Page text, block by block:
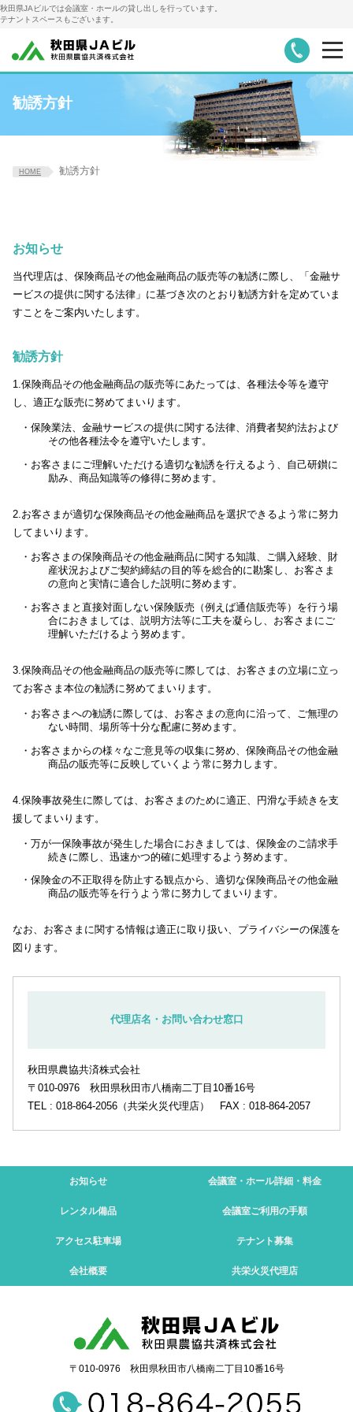
秋田県JAビルでは会議室・ホールの貸し出しを行っています。
テナントスペースもございます。
会議室・ホール詳細・料金
会議室ご利用の手順
勧誘方針
HOME 勧誘方針
お知らせ
当代理店は、保険商品その他金融商品の販売等の勧誘に際し、「金融サ
ービスの提供に関する法律」に基づき次のとおり勧誘方針を定めていま
すことをご案内いたします。
勧誘方針
1.保険商品その他金融商品の販売等にあたっては、各種法令等を遵守
し、適正な販売に努めてまいります。
・保険業法、金融サービスの提供に関する法律、消費者契約法および
その他各種法令を遵守いたします。
・お客さまにご理解いただける適切な勧誘を行えるよう、自己研鑚に
励み、商品知識等の修得に努めます。
2.お客さまが適切な保険商品その他金融商品を選択できるよう常に努力
してまいります。
・お客さまの保険商品その他金融商品に関する知識、ご購入経験、財
産状況およびご契約締結の目的等を総合的に勘案し、お客さま
の意向と実情に適合した説明に努めます。
・お客さまと直接対面しない保険販売（例えば通信販売等）を行う場
合におきましては、説明方法等に工夫を凝らし、お客さまにご
理解いただけるよう努めます。
3.保険商品その他金融商品の販売等に際しては、お客さまの立場に立っ
てお客さま本位の勧誘に努めてまいります。
・お客さまへの勧誘に際しては、お客さまの意向に沿って、ご無理の
ない時間、場所等十分な配慮に努めます。
・お客さまからの様々なご意見等の収集に努め、保険商品その他金融
商品の販売等に反映していくよう常に努力します。
4.保険事故発生に際しては、お客さまのために適正、円滑な手続きを支
援してまいります。
・万が一保険事故が発生した場合におきましては、保険金のご請求手
続きに際し、迅速かつ的確に処理するよう努めます。
・保険金の不正取得を防止する観点から、適切な保険商品その他金融
商品の販売等を行うよう常に努力してまいります。
なお、お客さまに関する情報は適正に取り扱い、プライバシーの保護を
図ります。
代理店名・お問い合わせ窓口
秋田県農協共済株式会社
〒010-0976 秋田県秋田市八橋南二丁目10番16号
TEL : 018-864-2056（共栄火災代理店） FAX : 018-864-2057
お知らせ 会議室・ホール詳細・料金
レンタル備品 会議室ご利用の手順
アクセス駐車場 テナント募集
会社概要 共栄火災代理店
〒010-0976 秋田県秋田市八橋南二丁目10番16号